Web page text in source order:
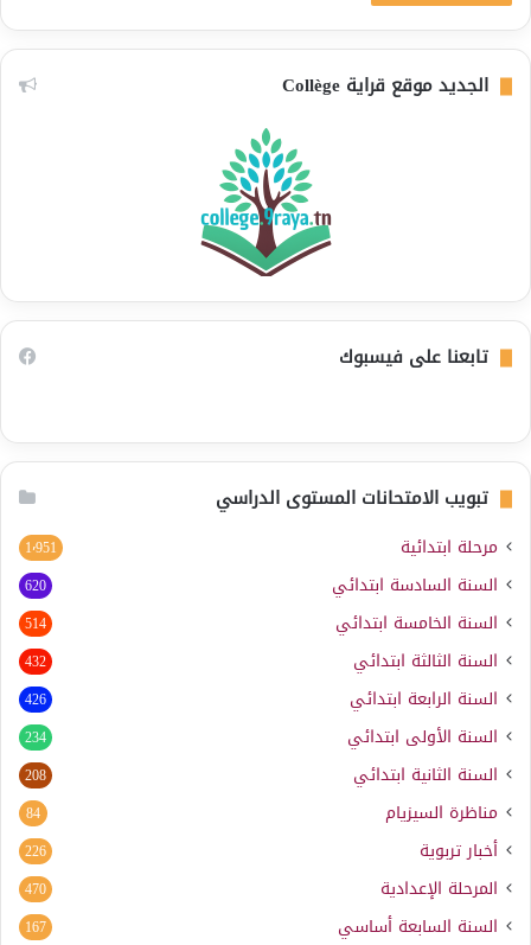
الجديد موقع قراية Collège
تابعنا على فيسبوك
تبويب الامتحانات المستوى الدراسي
مرحلة ابتدائية 1٬951
السنة السادسة ابتدائي 620
السنة الخامسة ابتدائي 514
السنة الثالثة ابتدائي 432
السنة الرابعة ابتدائي 426
السنة الأولى ابتدائي 234
السنة الثانية ابتدائي 208
مناظرة السيزيام 84
أخبار تربوية 226
المرحلة الإعدادية 470
السنة السابعة أساسي 167